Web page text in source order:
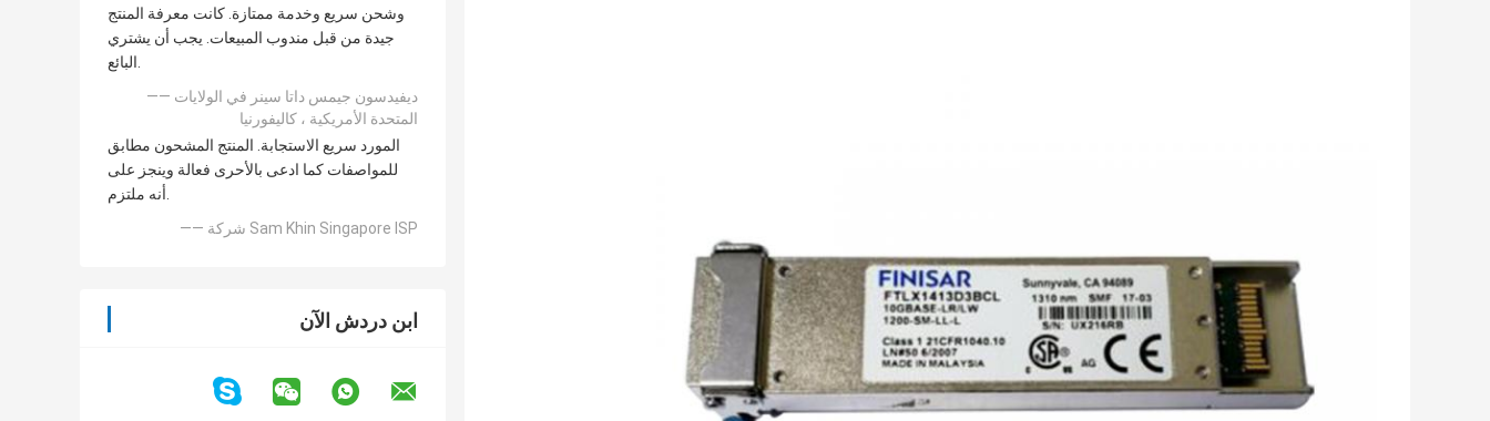
وشحن سريع وخدمة ممتازة. كانت معرفة المنتج
جيدة من قبل مندوب المبيعات. يجب أن يشتري
البائع.
—— ديفيدسون جيمس داتا سينر في الولايات
المتحدة الأمريكية ، كاليفورنيا
المورد سريع الاستجابة. المنتج المشحون مطابق
للمواصفات كما ادعى بالأحرى فعالة وينجز على
أنه ملتزم.
—— شركة Sam Khin Singapore ISP
ابن دردش الآن